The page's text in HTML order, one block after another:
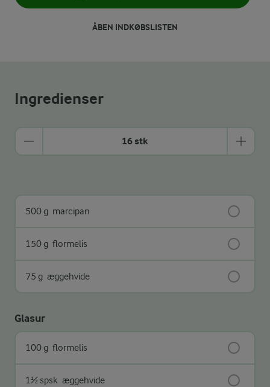
ÅBEN INDKØBSLISTEN
Ingredienser
16 stk
500 g marcipan
150 g flormelis
75 g æggehvide
Glasur
100 g flormelis
1½ spsk æggehvide